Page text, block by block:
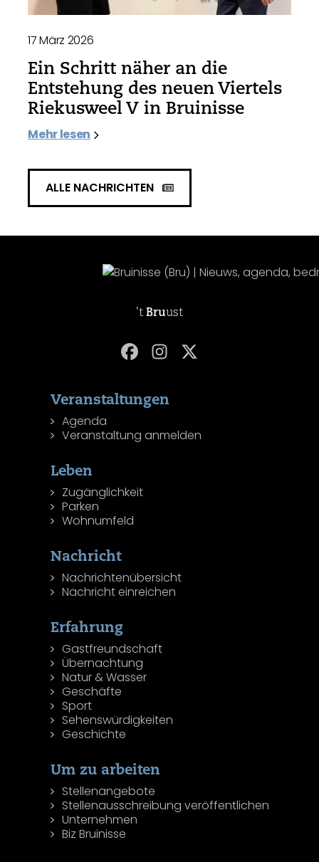
17 März 2026
Ein Schritt näher an die
Entstehung des neuen Viertels
Riekusweel V in Bruinisse
Mehr lesen
ALLE NACHRICHTEN
't Bruust
Veranstaltungen
Agenda
Veranstaltung anmelden
Leben
Zugänglichkeit
Parken
Wohnumfeld
Nachricht
Nachrichtenübersicht
Nachricht einreichen
Erfahrung
Gastfreundschaft
Übernachtung
Natur & Wasser
Geschäfte
Sport
Sehenswürdigkeiten
Geschichte
Um zu arbeiten
Stellenangebote
Stellenausschreibung veröffentlichen
Unternehmen
Biz Bruinisse